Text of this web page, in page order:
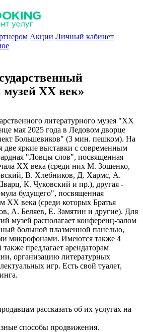
Акции Личный кабинет
музей ХХ век»
литературного музея "ХХ
мая 2025 года в Ледовом дворце
Большевиков" (3 мин. пешком). На
две яркие выставки с современным
"Ловцы слов", посвященная
ХХ века (среди них М. Зощенко,
В. Хлебников, Д. Хармс, А.
К. Чуковский и пр.), другая -
будущего", посвященная
ХХ века (среди которых Братья
А. Беляев, Е. Замятин и другие). Для
музей располагает конференц-залом
большой плазменной панелью,
микрофонами. Имеются также 4
предлагает арендаторам
организацию литературных
игр. Есть свой туалет,
рассказать об их услугах на
способы продвижения.